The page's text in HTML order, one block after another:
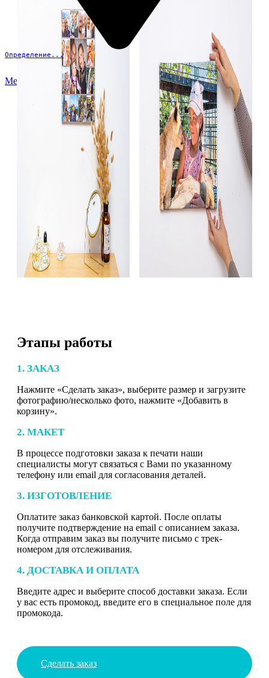
Определение...
Меню
Этапы работы
1. ЗАКАЗ
Нажмите «Сделать заказ», выберите размер и загрузите
фотографию/несколько фото, нажмите «Добавить в
корзину».
2. МАКЕТ
В процессе подготовки заказа к печати наши
специалисты могут связаться с Вами по указанному
телефону или email для согласования деталей.
3. ИЗГОТОВЛЕНИЕ
Оплатите заказ банковской картой. После оплаты
получите подтверждение на email с описанием заказа.
Когда отправим заказ вы получите письмо с трек-
номером для отслеживания.
4. ДОСТАВКА И ОПЛАТА
Введите адрес и выберите способ доставки заказа. Если
у вас есть промокод, введите его в специальное поле для
промокода.
Сделать заказ